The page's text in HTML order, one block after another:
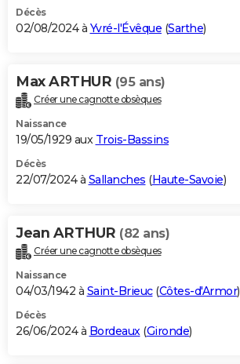
Décès
02/08/2024 à Yvré-l'Évêque (Sarthe)
Max ARTHUR (95 ans)
Créer une cagnotte obsèques
Naissance
19/05/1929 aux Trois-Bassins
Décès
22/07/2024 à Sallanches (Haute-Savoie)
Jean ARTHUR (82 ans)
Créer une cagnotte obsèques
Naissance
04/03/1942 à Saint-Brieuc(Côtes-d'Armor)
Décès
26/06/2024 à Bordeaux(Gironde)